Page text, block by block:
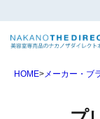
HOME メーカー・ブ